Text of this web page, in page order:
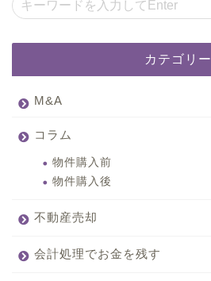
カテゴリー
M&A
コラム
物件購入前
物件購入後
不動産売却
会計処理でお金を残す